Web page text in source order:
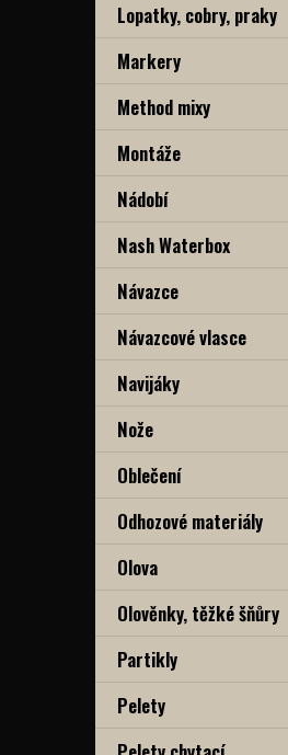
Lopatky, cobry, praky
Markery
Method mixy
Montáže
Nádobí
Nash Waterbox
Návazce
Návazcové vlasce
Navijáky
Nože
Oblečení
Odhozové materiály
Olova
Olověnky, těžké šňůry
Partikly
Pelety